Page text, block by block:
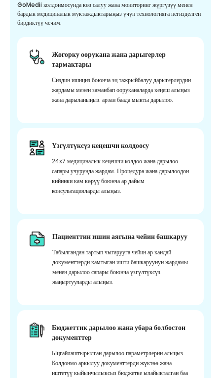
GoMedii колдонмосунда көз салуу жана мониторинг жүргүзүү менен
бардык медициналык муктаждыктарыңыз үчүн технологияга негизделген
бирдиктүү чечим.
Жогорку оорукана жана дарыгерлер
тармактары
Сиздин ишиңиз боюнча эң тажрыйбалуу дарыгерлердин
жардамы менен заманбап ооруканаларда кеңеш алыңыз
жана дарыланыңыз. арзан баада мыкты дарылоо.
Үзгүлтүксүз кеңешчи колдоосу
24x7 медициналык кеңешчи колдоо жана дарылоо
сапары учурунда жардам. Процедура жана дарылоодон
кийинки кам көрүү боюнча ар дайым
консультацияларды алыңыз.
Пациенттин ишин аягына чейин башкаруу
Табылгандан тартып чыгарууга чейин ар кандай
документтерди камтыган ишти башкаруунун жардамы
менен дарылоо сапары боюнча үзгүлтүксүз
жаңыртууларды алыңыз.
Бюджеттик дарылоо жана убара болбостон
документтер
Ыңгайлаштырылган дарылоо параметрлерин алыңыз.
Колдонмо аркылуу документтерди жүктөө жана
иштетүү кыйынчылыксыз бюджетке ылайыкталган баа